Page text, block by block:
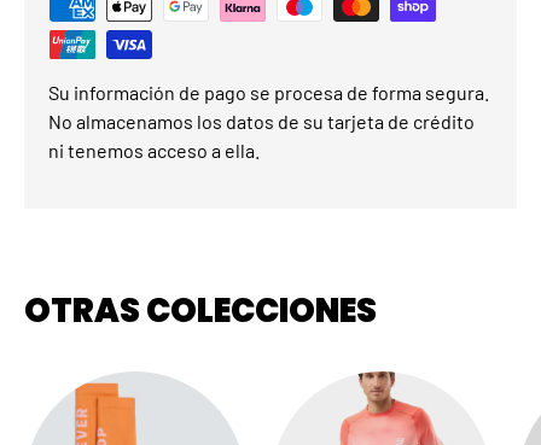
Su información de pago se procesa de forma segura.
No almacenamos los datos de su tarjeta de crédito
ni tenemos acceso a ella.
OTRAS COLECCIONES